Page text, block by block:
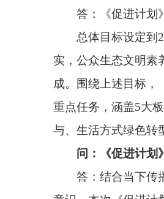
与、生活方式绿色转型等
答：结合当下传播发
意识，本次《促进计划》
《促进计划》坚持继
源，畅通企业、社会力量
结“十四五”地方创新实践
是实现多环节贯通。打造
推进、从氛围营造走向常态